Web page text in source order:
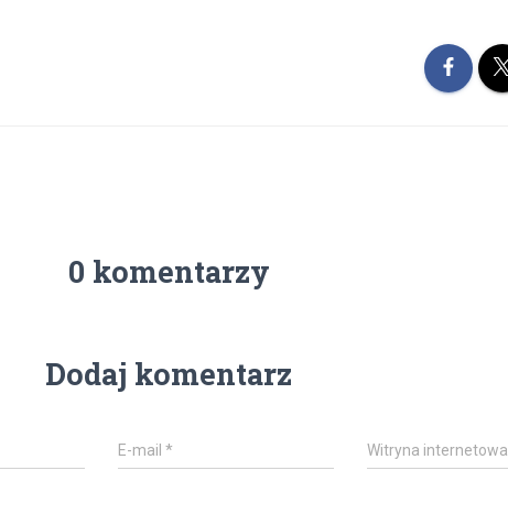
0 komentarzy
Dodaj komentarz
E-mail* Witryna internetowa